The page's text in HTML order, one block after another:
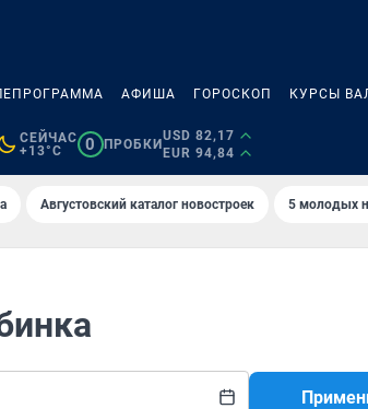
АФИША ГОРОСКОП КУРСЫ
СЕЙЧАС
+13°C
0 ПРОБКИ
USD 82,17
EUR 94,84
Августовский каталог новостроек 5 молодых